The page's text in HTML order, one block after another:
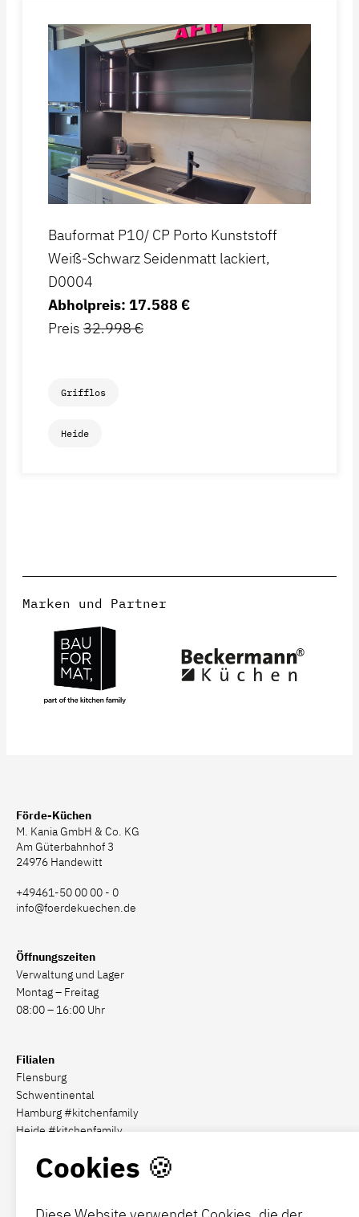
Bauformat P10/ CP Porto Kunststoff
Weiß-Schwarz Seidenmatt lackiert,
D0004
Abholpreis: 17.588 €
Preis 32.998 €
Grifflos
Heide
Marken und Partner
Cookies 🍪
Förde-Küchen
M. Kania GmbH & Co. KG
Am Güterbahnhof 3
24976 Handewitt
+49461-50 00 00 - 0
info@foerdekuechen.de
Öffnungszeiten
Verwaltung und Lager
Montag – Freitag
08:00 – 16:00 Uhr
Filialen
Flensburg
Schwentinental
Hamburg #kitchenfamily
Heide #kitchenfamily
Social Media